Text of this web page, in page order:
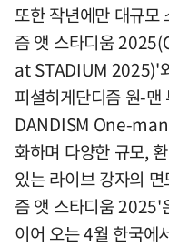
또한 작년에만 대규모
즘 앳 스타디움
at STADIUM 2025)'
피셜히게단디즘 원-
DANDISM One-
화하며 다양한 규모,
있는 라이브 강자의
즘 앳 스타디움 2025'
이어 오는 4월 한국에